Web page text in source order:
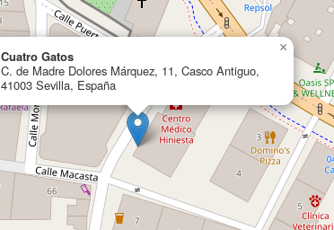
Cuatro Gatos
C. de Madre Dolores Márquez, 11, Casco Antiguo,
41003 Sevilla, España
×